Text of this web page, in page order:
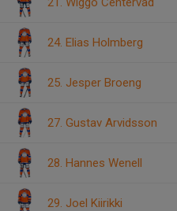
24. Elias Holmberg
25. Jesper Broeng
27. Gustav Arvidsson
28. Hannes Wenell
29. Joel Kiirikki